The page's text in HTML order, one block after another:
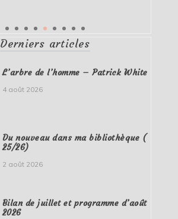
Derniers articles
L’arbre de l’homme – Patrick White
4 août 2026
Du nouveau dans ma bibliothèque (
25/26)
2 août 2026
Bilan de juillet et programme d’août
2026